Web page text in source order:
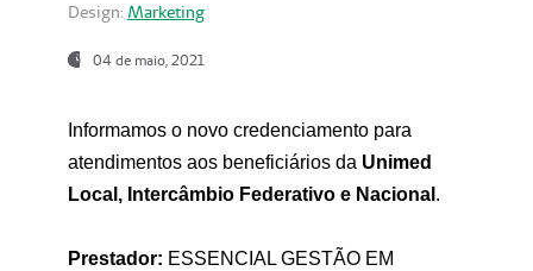
Design: Marketing
04 de maio, 2021
Informamos o novo credenciamento para
atendimentos aos beneficiários da Unimed
Local, Intercâmbio Federativo e Nacional .
Prestador: ESSENCIAL GESTÃO EM